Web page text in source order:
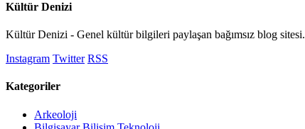
Kültür Denizi
Kültür Denizi - Genel kültür bilgileri paylaşan bağımsız blog sitesi.
Instagram Twitter RSS
Kategoriler
Arkeoloji